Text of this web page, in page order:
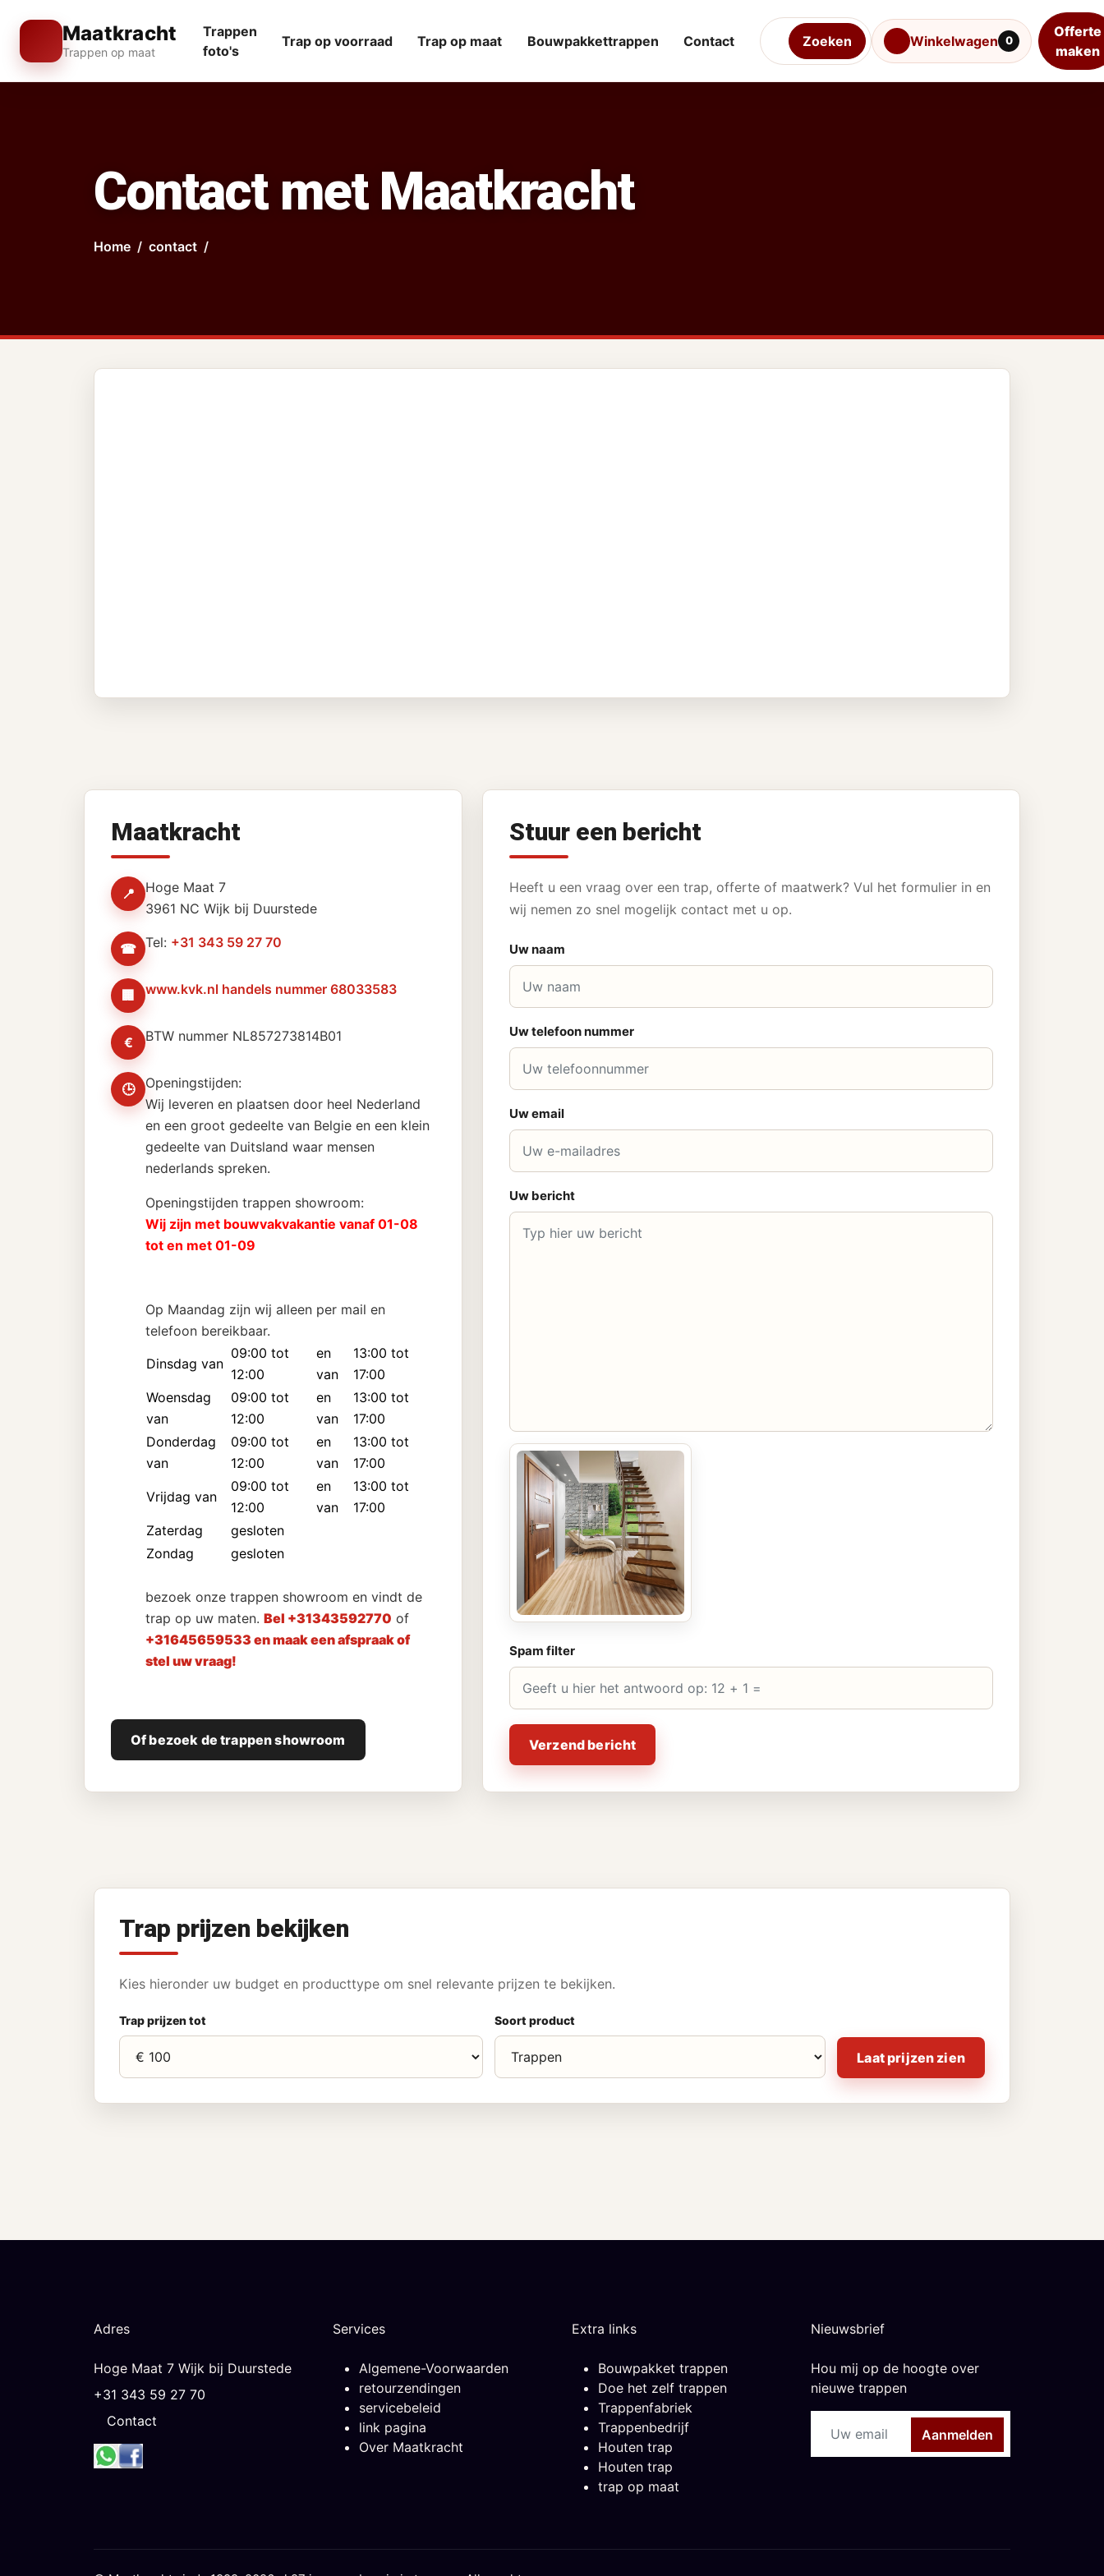
Maatkracht
Trappen op maat
Winkelwagen 0
Offerte
maken
Trappen
foto's
Trap op voorraad Trap op maat Bouwpakkettrappen Contact Zoeken
Contact met Maatkracht
Home contact
Maatkracht
📍
Hoge Maat 7
3961 NC Wijk bij Duurstede
☎ Tel: +31 343 59 27 70
🏢 www.kvk.nl handels nummer 68033583
€ BTW nummer NL857273814B01
🕒
Openingstijden:
Wij leveren en plaatsen door heel Nederland
en een groot gedeelte van Belgie en een klein
gedeelte van Duitsland waar mensen
nederlands spreken.
Openingstijden trappen showroom:
Wij zijn met bouwvakvakantie vanaf 01-08
tot en met 01-09
Op Maandag zijn wij alleen per mail en
telefoon bereikbaar.
Dinsdag van
09:00 tot
12:00
en
van
13:00 tot
17:00
Woensdag
van
09:00 tot
12:00
en
van
13:00 tot
17:00
Donderdag
van
09:00 tot
12:00
en
van
13:00 tot
17:00
Vrijdag van
09:00 tot
12:00
en
van
13:00 tot
17:00
Zaterdag
gesloten
Zondag
gesloten
bezoek onze trappen showroom en vindt de
trap op uw maten. Bel +31343592770 of
+31645659533 en maak een afspraak of
stel uw vraag!
Of bezoek de trappen showroom
Stuur een bericht
Heeft u een vraag over een trap, offerte of maatwerk? Vul het formulier in en
wij nemen zo snel mogelijk contact met u op.
Uw naam
Uw telefoon nummer
Uw email
Uw bericht
Spam filter
Verzend bericht
Trap prijzen bekijken
Kies hieronder uw budget en producttype om snel relevante prijzen te bekijken.
Trap prijzen tot Soort product
Adres
Hoge Maat 7 Wijk bij Duurstede
+31 343 59 27 70
Contact
Services
Algemene-Voorwaarden
retourzendingen
servicebeleid
link pagina
Over Maatkracht
Extra links
Bouwpakket trappen
Doe het zelf trappen
Trappenfabriek
Trappenbedrijf
Houten trap
Houten trap
trap op maat
Nieuwsbrief
Hou mij op de hoogte over
nieuwe trappen
Aanmelden